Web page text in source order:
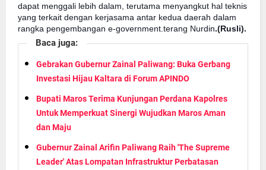
dapat menggali lebih dalam, terutama menyangkut hal teknis
yang terkait dengan kerjasama antar kedua daerah dalam
rangka pengembangan e-government.terang Nurdin.(Rusli).
Baca juga:
Gebrakan Gubernur Zainal Paliwang: Buka Gerbang
Investasi Hijau Kaltara di Forum APINDO
Bupati Maros Terima Kunjungan Perdana Kapolres
Untuk Memperkuat Sinergi Wujudkan Maros Aman
dan Maju
Gubernur Zainal Arifin Paliwang Raih 'The Supreme
Leader' Atas Lompatan Infrastruktur Perbatasan